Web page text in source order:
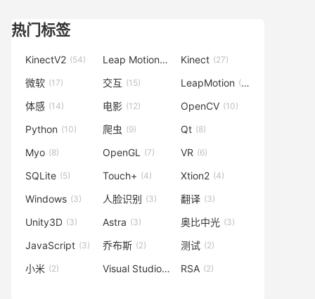
热门标签
KinectV2 (54) Leap Motion(42) Kinect (27)
微软 (17) 交互 (15) LeapMotion (15)
体感 (14) 电影 (12) OpenCV (10)
Python (10) 爬虫 (9) Qt (8)
Myo (8) OpenGL (7) VR (6)
SQLite (5) Touch+ (4) Xtion2 (4)
Windows (3) 人脸识别 (3) 翻译 (3)
Unity3D (3) Astra (3) 奥比中光 (3)
JavaScript (3) 乔布斯 (2) 测试 (2)
小米 (2) Visual Studio(2) RSA (2)